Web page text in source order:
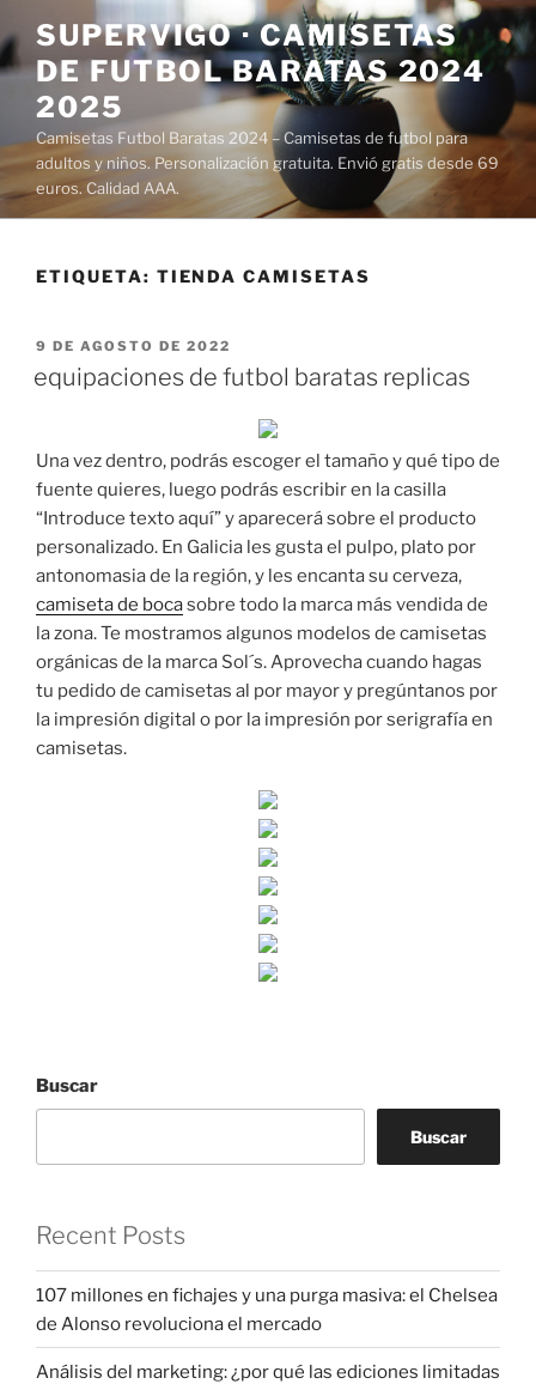
al
contenido
SUPERVIGO · CAMISETAS
DE FUTBOL BARATAS 2024
2025
Camisetas Futbol Baratas 2024 – Camisetas de futbol para
adultos y niños. Personalización gratuita. Envió gratis desde 69
euros. Calidad AAA.
ETIQUETA: TIENDA CAMISETAS
PUBLICADO
9 DE AGOSTO DE 2022
equipaciones de futbol baratas replicas
Una vez dentro, podrás escoger el tamaño y qué tipo de
fuente quieres, luego podrás escribir en la casilla
“Introduce texto aquí” y aparecerá sobre el producto
personalizado. En Galicia les gusta el pulpo, plato por
antonomasia de la región, y les encanta su cerveza,
camiseta de bocasobre todo la marca más vendida de
la zona. Te mostramos algunos modelos de camisetas
orgánicas de la marca Sol´s. Aprovecha cuando hagas
tu pedido de camisetas al por mayor y pregúntanos por
la impresión digital o por la impresión por serigrafía en
camisetas.
Buscar
Buscar
Recent Posts
107 millones en fichajes y una purga masiva: el Chelsea
de Alonso revoluciona el mercado
Análisis del marketing: ¿por qué las ediciones limitadas